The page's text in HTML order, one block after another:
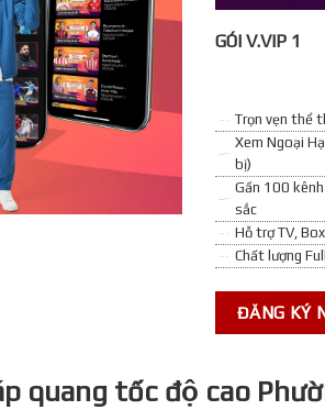
GÓI V.VIP 1
Trọn vẹn thể
Xem Ngoại
bị)
Gần 100
sắc
Hỗ trợ TV,
Chất lượng
ĐĂNG KÝ
quang tốc độ cao